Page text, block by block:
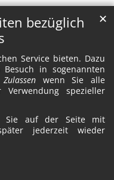
bezüglich
Service bieten. Dazu
in sogenannten
Zulassen wenn Sie alle
spezieller
Sie auf der Seite mit
jederzeit wieder
✕